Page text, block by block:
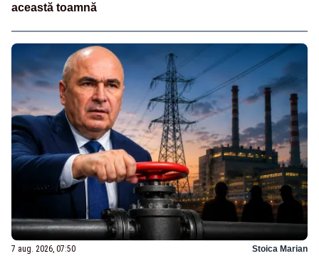
această toamnă
7 aug. 2026, 07:50 Stoica Marian